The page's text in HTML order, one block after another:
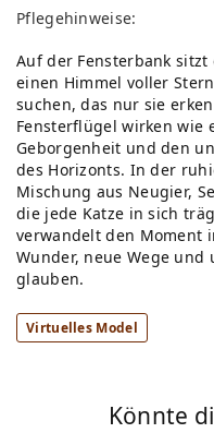
lis
te
Pflegehinweise:
Auf der Fensterbank
einen Himmel voller
suchen, das nur sie
Fensterflügel wirken wie
Geborgenheit und den
des Horizonts. In der
Mischung aus Neugier,
die jede Katze in sich
verwandelt den Moment
Wunder, neue Wege
glauben.
Virtuelles Model
Könnte